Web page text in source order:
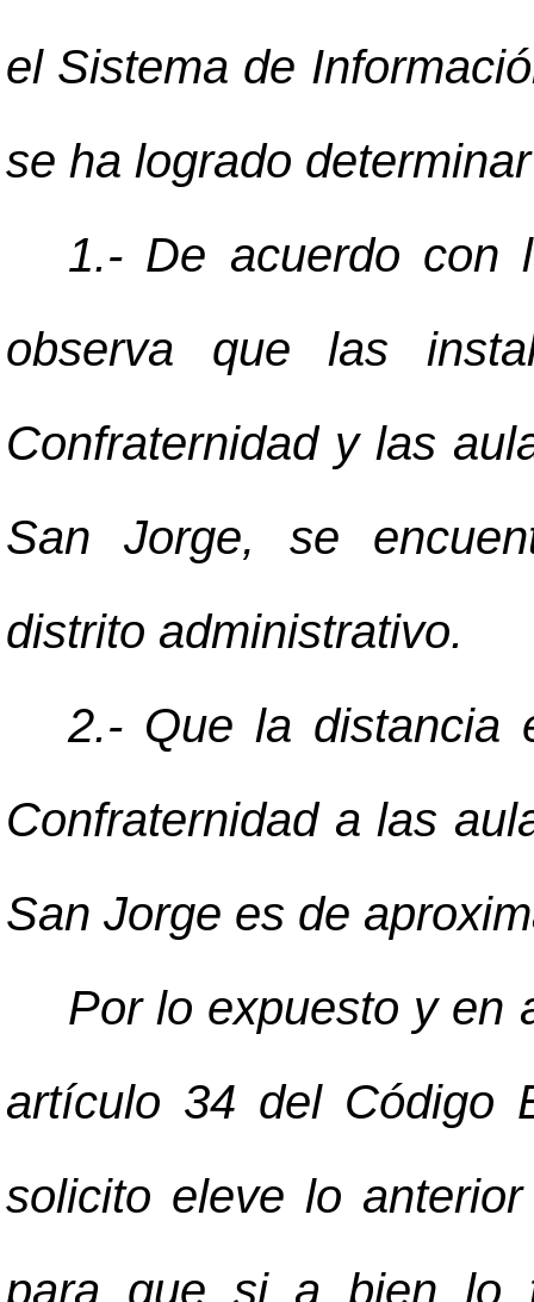
el Sistema de
se ha logrado
1.- De acuerdo con
observa que las
Confraternidad y las
San Jorge, se
distrito administrativo.
2.- Que la distancia
Confraternidad a las
San Jorge es de
Por lo expuesto y en
artículo 34 del Código
solicito eleve lo
para que si a bien lo